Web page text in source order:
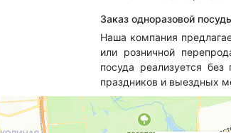
Заказ одноразовой
Наша компания
или розничной
посуда реализуется
праздников и выездных